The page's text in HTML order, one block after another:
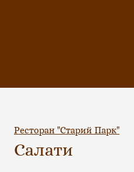
Ресторан "Старий Парк"
Салати